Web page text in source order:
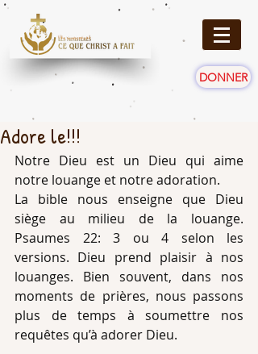
DONNER
Adore le!!!
Notre Dieu est un Dieu qui aime
notre louange et notre adoration.
La bible nous enseigne que Dieu
siège au milieu de la louange.
Psaumes 22: 3 ou 4 selon les
versions. Dieu prend plaisir à nos
louanges. Bien souvent, dans nos
moments de prières, nous passons
plus de temps à soumettre nos
requêtes qu’à adorer Dieu.